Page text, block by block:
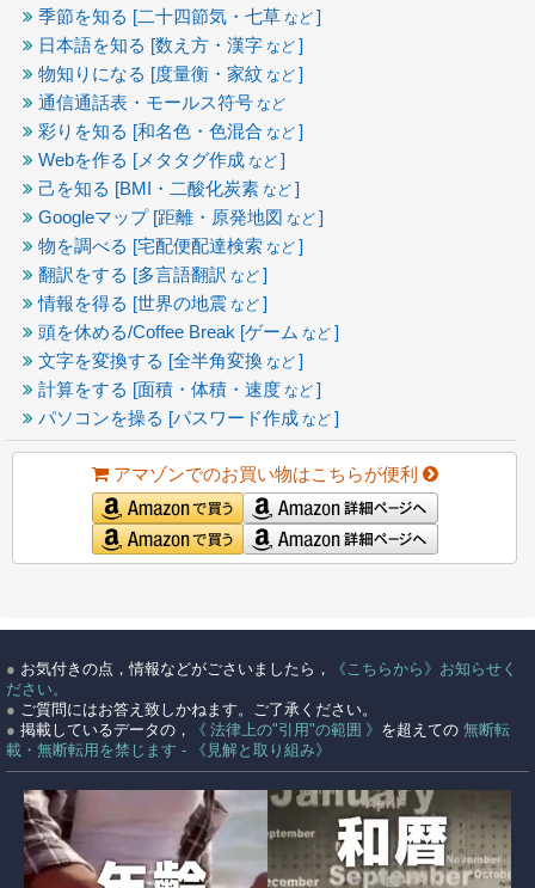
季節を知る [二十四節気・七草 など ]
日本語を知る [数え方・漢字 など ]
物知りになる [度量衡・家紋 など ]
通信通話表・モールス符号 など
彩りを知る [和名色・色混合 など ]
Webを作る [メタタグ作成 など ]
己を知る [BMI・二酸化炭素 など ]
Googleマップ [距離・原発地図 など ]
物を調べる [宅配便配達検索 など ]
翻訳をする [多言語翻訳 など ]
情報を得る [世界の地震 など ]
頭を休める/Coffee Break [ゲーム など ]
文字を変換する [全半角変換 など ]
計算をする [面積・体積・速度 など ]
パソコンを操る [パスワード作成 など ]
アマゾンでのお買い物はこちらが便利
● お気付きの点，情報などがごさいましたら，
《こちらから》お知らせく
ださい。
● ご質問にはお答え致しかねます。ご了承ください。
● 掲載しているデータの， 《 法律上の"引用"の範囲 》 を超えての 無断転
載・無断転用を禁じます - 《見解と取り組み》